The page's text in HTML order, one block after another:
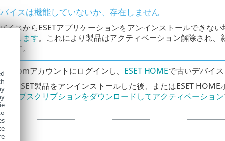
イスは機能していないか、存在しません
イスからESETアプリケーションをアンインストールできない
除します。これにより製品はアクティベーション解除され
ます。
アカウントにログインし、 ESET HOMEで古いデバイス
らESET製品をアンインストールした後、またはESET
サブスクリプションをダウンロードしてアクティベーション